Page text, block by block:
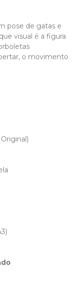
pose de gatas e
visual é a figura
o movimento